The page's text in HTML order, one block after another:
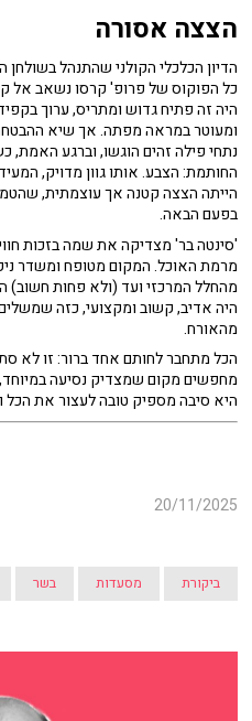
הצצה אסורה
הדיון הכלכלי הקולני שהתנהל
כל הפוקוס של פרופ' קרסו נשאב אל
היה זה פתיח גדוש ומתריס, ערוך
ומעוטר במראה מפתה. אך שיא
נתחי פילה זהים הוגשו, וברגע האמת,
החותמת: הצבע. אותו גוון מדויק,
הייתה הצצה קטנה אך עוצמתית,
בפעם הבאה.
'סינטה בר' מצדיקה את שמה בזכות
מרמת האוכל. המקום מטופח ומשדר
מהחלל המרכזי ועד (ולא פחות חשוב)
היה אדיב, קשוב ומקצועי, כזה
מהאורח.
הכל מתחבר לחותם אחד ברור: זו לא
מחפשים מקום שמצדיק נסיעה
היא סיבה מספיק טובה לעצור את הכל
20/11/2025
ביקורת מסעדות בשר